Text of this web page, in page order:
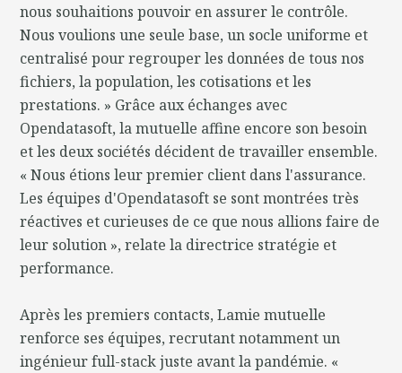
nous souhaitions pouvoir en assurer le contrôle.
Nous voulions une seule base, un socle uniforme et
centralisé pour regrouper les données de tous nos
fichiers, la population, les cotisations et les
prestations. » Grâce aux échanges avec
Opendatasoft, la mutuelle affine encore son besoin
et les deux sociétés décident de travailler ensemble.
« Nous étions leur premier client dans l'assurance.
Les équipes d'Opendatasoft se sont montrées très
réactives et curieuses de ce que nous allions faire de
leur solution », relate la directrice stratégie et
performance.
Après les premiers contacts, Lamie mutuelle
renforce ses équipes, recrutant notamment un
ingénieur full-stack juste avant la pandémie. «